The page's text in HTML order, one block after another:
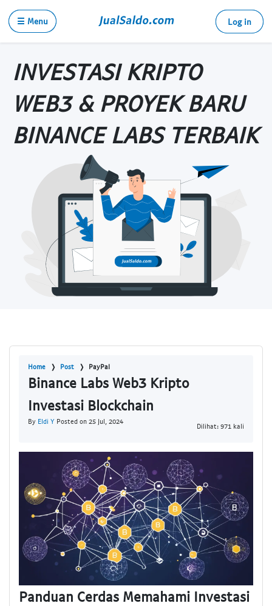
☰ Menu Log in
INVESTASI KRIPTO
WEB3 & PROYEK BARU
BINANCE LABS TERBAIK
Home Post PayPal
Binance Labs Web3 Kripto
Investasi Blockchain
By Eldi Y Posted on 25 Jul, 2024
Dilihat: 971 kali
Panduan Cerdas Memahami Investasi